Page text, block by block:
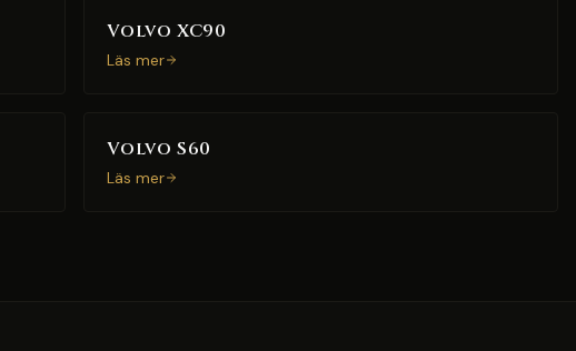
Volvo XC90
Läs mer
Volvo S60
Läs mer